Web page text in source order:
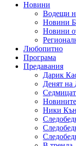
Новини
Водещи
Новини
Новини
Любопитно
Програма
Предавания
Дарик
Денят на
Ники